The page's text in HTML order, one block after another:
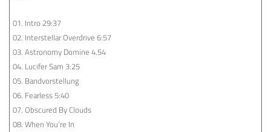
01. Intro 29:37
02. Interstellar Overdrive 6:57
03. Astronomy Domine 4.54
04. Lucifer Sam 3:25
05. Bandvorstellung
06. Fearless 5:40
07. Obscured By Clouds
08. When You’re In